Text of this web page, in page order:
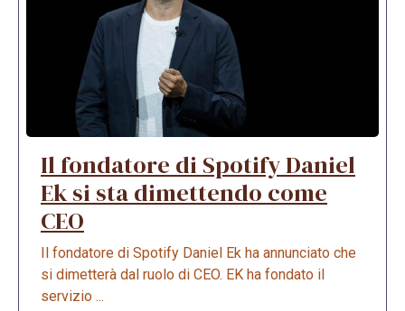
Il fondatore di Spotify Daniel
Ek si sta dimettendo come
CEO
Il fondatore di Spotify Daniel Ek ha annunciato che
si dimetterà dal ruolo di CEO. EK ha fondato il
servizio ...